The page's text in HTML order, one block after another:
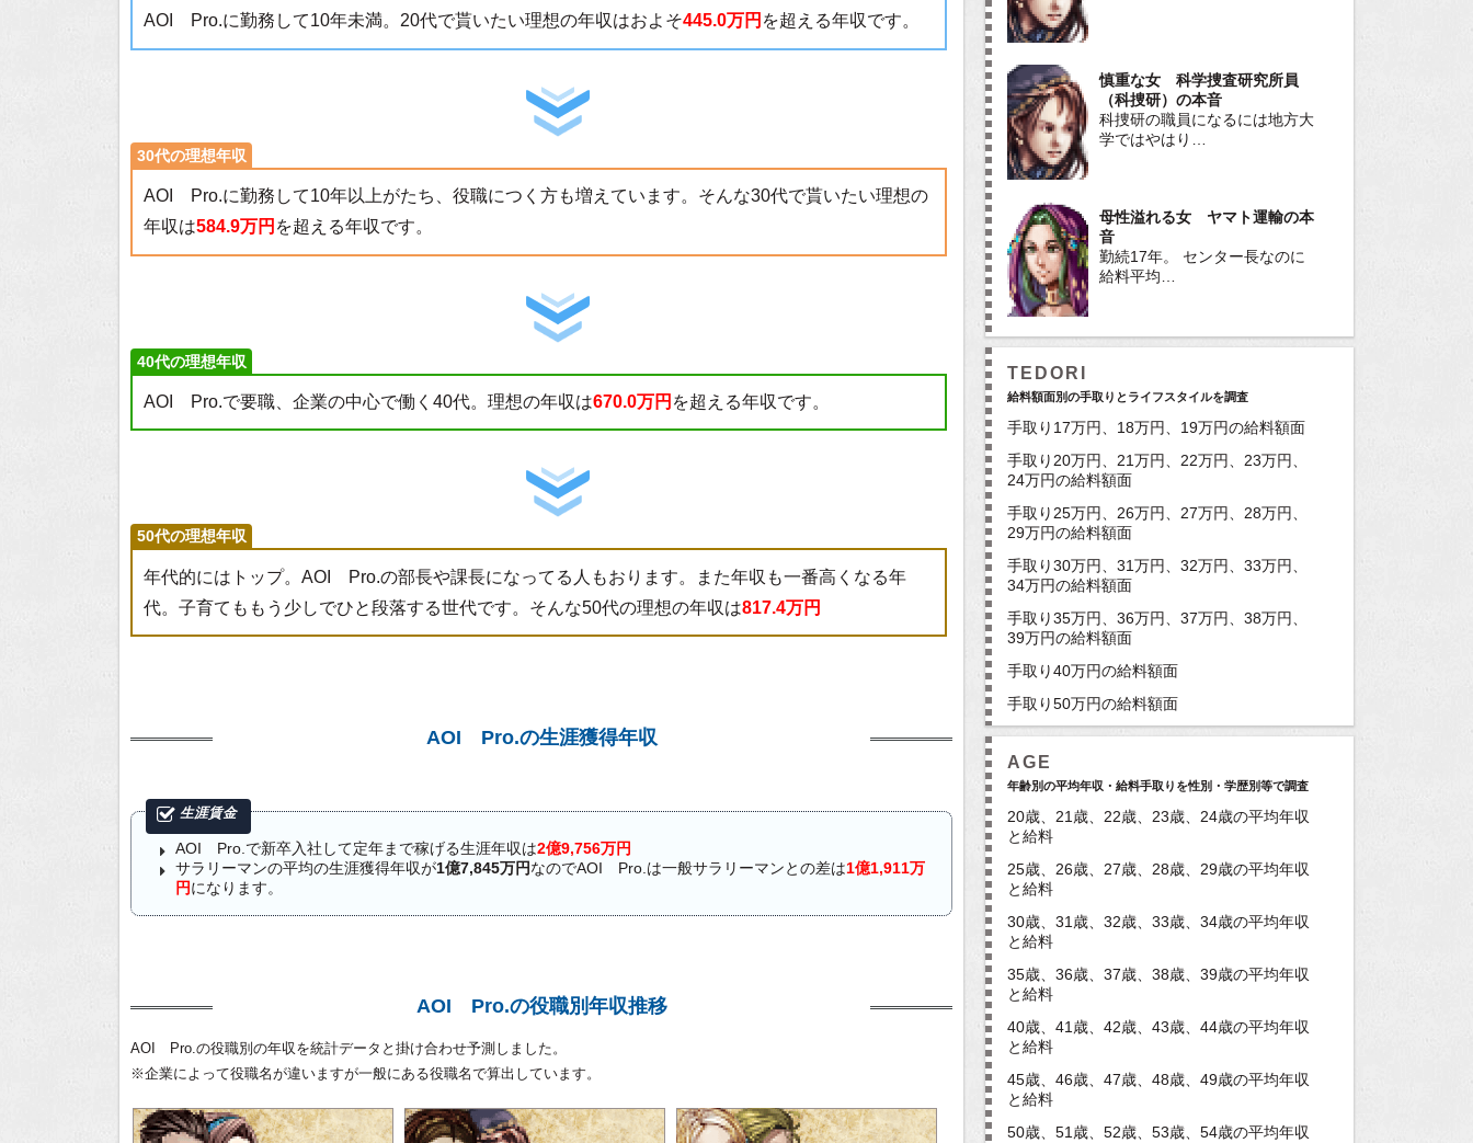
AOI Pro.に勤務して10年未満。20代で貰いたい理想の年収はおよそ445.0万円 を超える年収です。
30代の理想年収
AOI Pro.に勤務して10年以上がたち、役職につく方も増えています。そんな30代で貰いたい理想の
年収は584.9万円 を超える年収です。
40代の理想年収
AOI Pro.で要職、企業の中心で働く40代。理想の年収は670.0万円 を超える年収です。
50代の理想年収
年代的にはトップ。AOI Pro.の部長や課長になってる人もおります。また年収も一番高くなる年
代。子育てももう少しでひと段落する世代です。そんな50代の理想の年収は817.4万円
AOI Pro.の生涯獲得年収
AOI Pro.で新卒入社して定年まで稼げる生涯年収は2億9,756万円
サラリーマンの平均の生涯獲得年収が1億7,845万円なのでAOI Pro.は一般サラリーマンとの差は1億1,911万
円になります。
AOI Pro.の役職別年収推移
AOI Pro.の役職別の年収を統計データと掛け合わせ予測しました。
※企業によって役職名が違いますが一般にある役職名で算出しています。
慎重な女 科学捜査研究所員
（科捜研）の本音
科捜研の職員になるには地方大
学ではやはり…
母性溢れる女 ヤマト運輸の本
音
勤続17年。 センター長なのに
給料平均…
TEDORI
給料額面別の手取りとライフスタイルを調査
手取り17万円、18万円、19万円の給料額面
手取り20万円、21万円、22万円、23万円、
24万円の給料額面
手取り25万円、26万円、27万円、28万円、
29万円の給料額面
手取り30万円、31万円、32万円、33万円、
34万円の給料額面
手取り35万円、36万円、37万円、38万円、
39万円の給料額面
手取り40万円の給料額面
手取り50万円の給料額面
AGE
年齢別の平均年収・給料手取りを性別・学歴別等で調査
20歳、21歳、22歳、23歳、24歳の平均年収
と給料
25歳、26歳、27歳、28歳、29歳の平均年収
と給料
30歳、31歳、32歳、33歳、34歳の平均年収
と給料
35歳、36歳、37歳、38歳、39歳の平均年収
と給料
40歳、41歳、42歳、43歳、44歳の平均年収
と給料
45歳、46歳、47歳、48歳、49歳の平均年収
と給料
50歳、51歳、52歳、53歳、54歳の平均年収